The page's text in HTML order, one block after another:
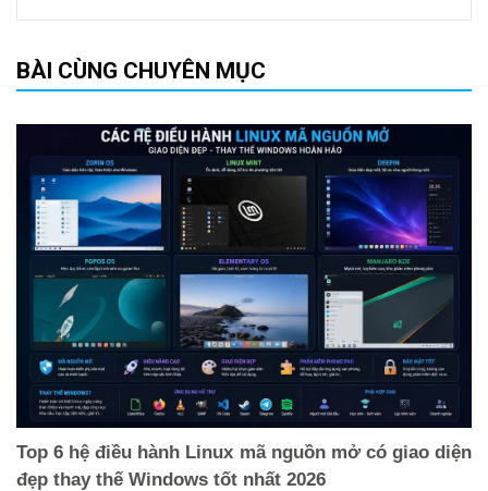
BÀI CÙNG CHUYÊN MỤC
Top 6 hệ điều hành Linux mã nguồn mở có giao diện
đẹp thay thế Windows tốt nhất 2026